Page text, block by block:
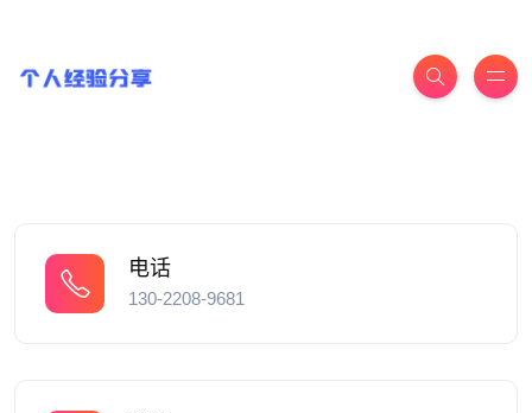
电话
130-2208-9681